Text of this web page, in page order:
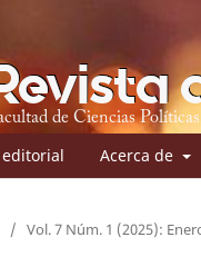
Acerca de
/ Vol. 7 Núm. 1 (2025):